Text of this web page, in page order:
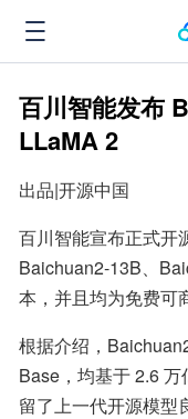
百川智能发布
LLaMA 2
出品|开源中国
百川智能宣布正式开
Baichuan2-13B、
本，并且均为免费可
根据介绍，
Base，均基于 2.6
留了上一代开源模型